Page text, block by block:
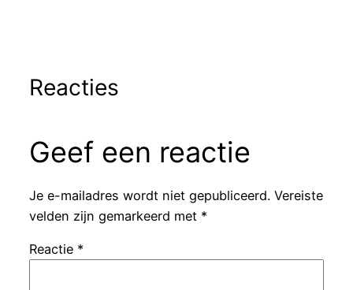
Reacties
Geef een reactie
Je e-mailadres wordt niet gepubliceerd. Vereiste
velden zijn gemarkeerd met *
Reactie *